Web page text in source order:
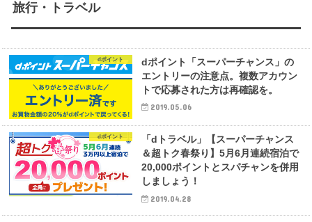
旅行・トラベル
dポイント
dポイント「スーパーチャンス」の
エントリーの注意点。複数アカウン
トで応募された方は再確認を。
2019.05.06
dポイント
「dトラベル」【スーパーチャンス
＆超トク春祭り】5月6月連続宿泊で
20,000ポイントとスパチャンを併用
しましょう！
2019.04.28